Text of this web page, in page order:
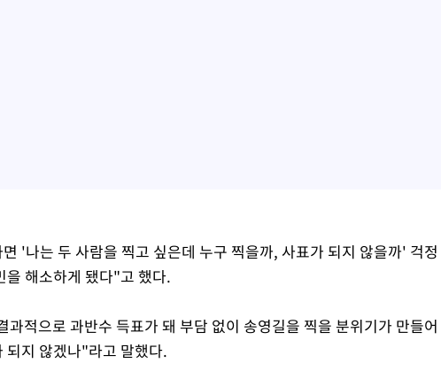
'나는 두 사람을 찍고 싶은데 누구 찍을까, 사표가 되지 않을까' 걱정
을 해소하게 됐다"고 했다.
적으로 과반수 득표가 돼 부담 없이 송영길을 찍을 분위기가 만들어
지 않겠나"라고 말했다.